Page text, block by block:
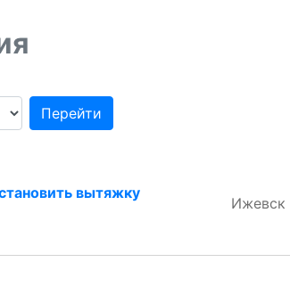
Перейти
вытяжку
Ижевск